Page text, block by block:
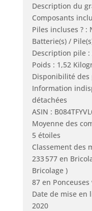
Description du
Composants
Piles incluses ? :
Batterie(s) /
Description pile
Poids : 1,52
Disponibilité des
Information
détachées
ASIN :
Moyenne des
5 étoiles
Classement des
233 577 en
Bricolage )
87 en
Date de mise en
2020